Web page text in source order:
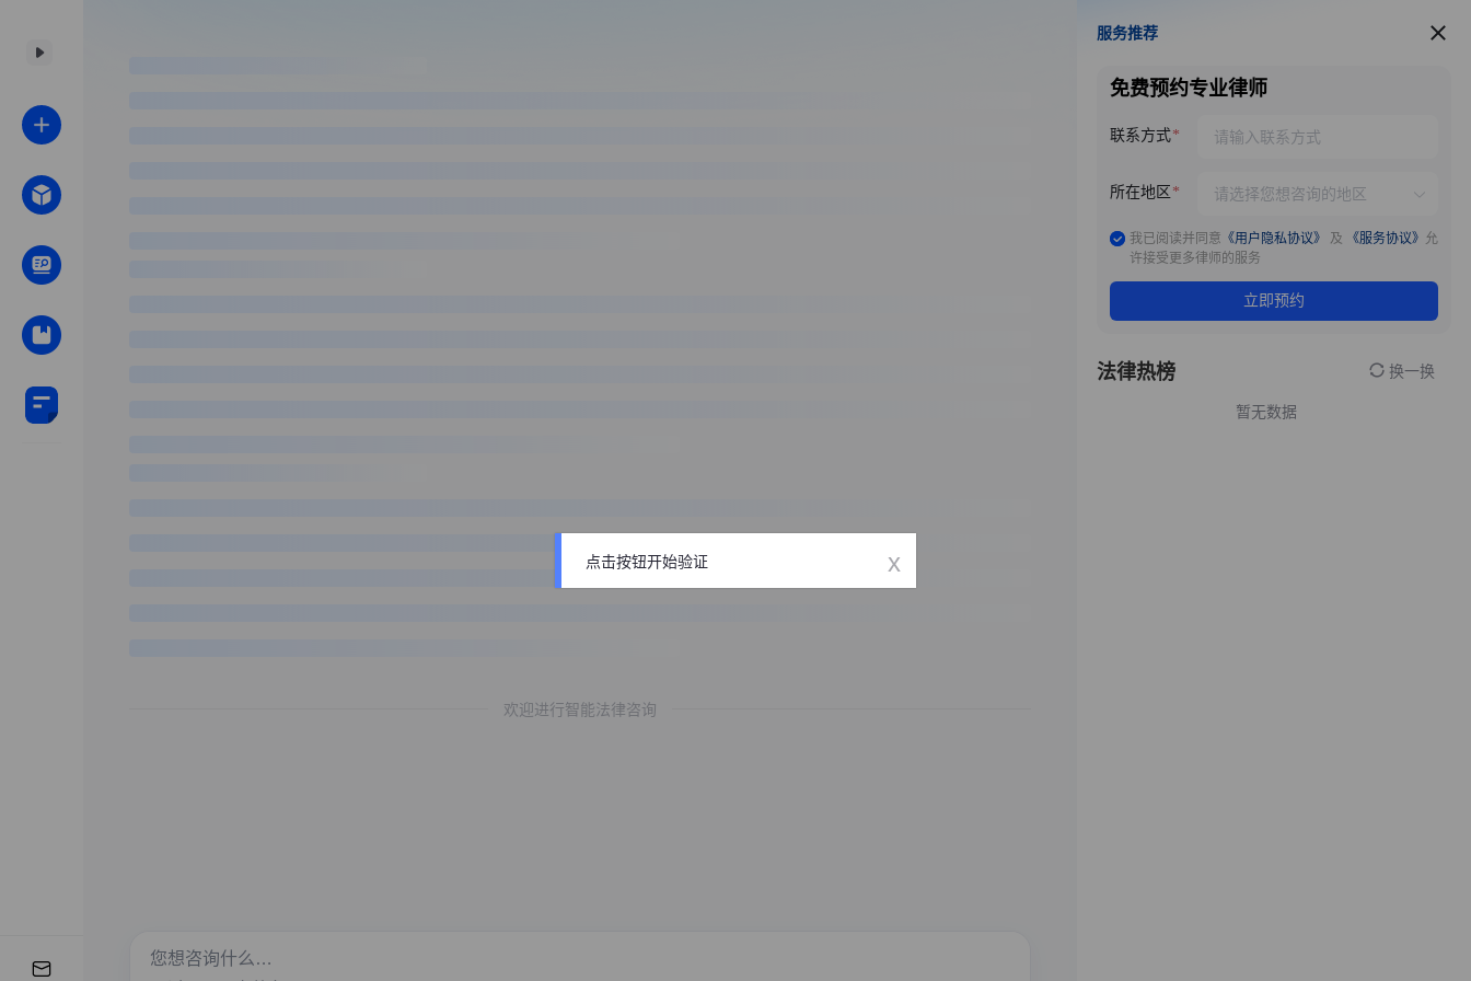
欢迎进行智能法律咨询
服务推荐
服务推荐
免费预约专业律师
联系方式
所在地区
我已阅读并同意 《用户隐私协议》 及 《服务协议》 允
许接受更多律师的服务
立即预约
法律热榜 换一换
暂无数据
点击按钮开始验证 x